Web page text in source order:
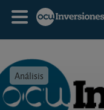
Análisis